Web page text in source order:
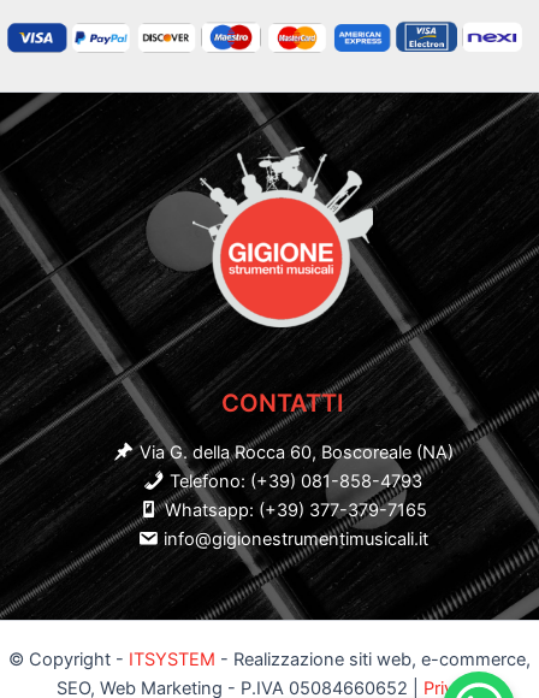
CONTATTI
Via G. della Rocca 60, Boscoreale (NA)
Telefono: (+39) 081-858-4793
Whatsapp: (+39) 377-379-7165
info@gigionestrumentimusicali.it
© Copyright - ITSYSTEM - Realizzazione siti web, e-commerce,
SEO, Web Marketing - P.IVA 05084660652 | Privacy